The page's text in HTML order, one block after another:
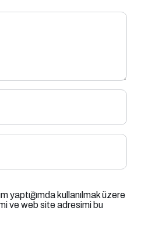
yaptığımda kullanılmak üzere
ve web site adresimi bu